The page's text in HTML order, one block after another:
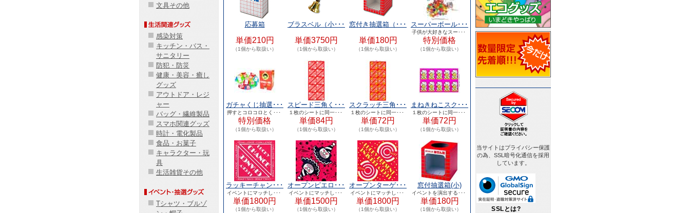
応募箱
単価210円
（1個から取扱い）
ブラスベル（小･･･
単価3750円
（1個から取扱い）
窓付き抽選箱（･･･
単価180円
（1個から取扱い）
スーパーボール･･･
子供が大好きなスー･･･
特別価格
（1個から取扱い）
ガチャくじ抽選･･･
押すとコロコロとく･･･
特別価格
（1個から取扱い）
スピード三角く･･･
１枚のシートに同一･･･
単価84円
（1個から取扱い）
スクラッチ三角･･･
１枚のシートに同一･･･
単価72円
（1個から取扱い）
まねきねこスク･･･
１枚のシートに同一･･･
単価72円
（1個から取扱い）
ラッキーチャン･･･
イベントにマッチし･･･
単価1800円
（1個から取扱い）
オープンピエロ･･･
イベントにマッチし･･･
単価1500円
（1個から取扱い）
オープンターゲ･･･
イベントにマッチし･･･
単価1800円
（1個から取扱い）
窓付抽選箱(小)
イベントを演出する･･･
単価180円
（1個から取扱い）
文具その他
感染対策
キッチン・バス・
サニタリー
防犯・防災
健康・美容・癒し
グッズ
アウトドア・レジ
ャー
バッグ・繊維製品
スマホ関連グッズ
時計・電化製品
食品・お菓子
キャラクター・玩
具
生活雑貨その他
Tシャツ・ブルゾ
当サイトはプライバシー保護
の為、SSL暗号化通信を採用
しています。
SSLとは?